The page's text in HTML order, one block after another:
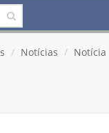
Notícias Notícia